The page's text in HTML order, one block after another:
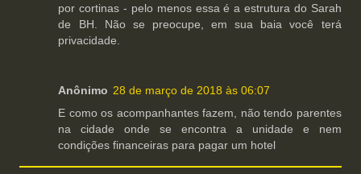
por cortinas - pelo menos essa é a estrutura do Sarah
de BH. Não se preocupe, em sua baia você terá
privacidade.
Anônimo 28 de março de 2018 às 06:07
E como os acompanhantes fazem, não tendo parentes
na cidade onde se encontra a unidade e nem
condições financeiras para pagar um hotel